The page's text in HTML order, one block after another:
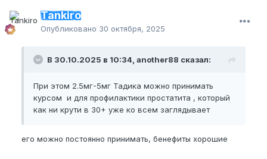
Tankiro
Опубликовано 30 октября, 2025
В 30.10.2025 в 10:34, another88 сказал:
При этом 2.5мг-5мг Тадика можно принимать
курсом и для профилактики простатита , который
как ни крути в 30+ уже ко всем заглядывает
его можно постоянно принимать, бенефиты хорошие